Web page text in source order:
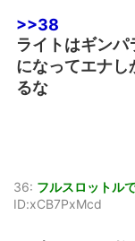
>>38
ライトはギン
になってエナし
るな
36: フルスロットル
ID:xCB7PxMcd